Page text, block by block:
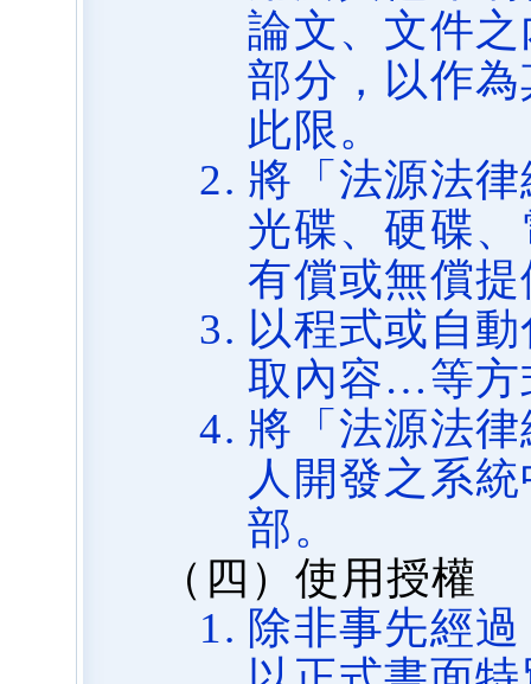
論文、文件
部分，以作
此限。
將「法源法
光碟、硬碟
有償或無償
以程式或自
取內容…等方
將「法源法
人開發之系
部。
（四）使用授權
除非事先經